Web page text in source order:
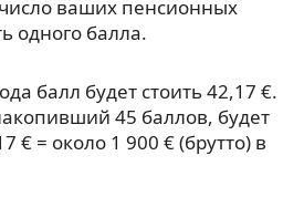
число ваших пенсионных
одного балла.
балл будет стоить 42,17 €.
45 баллов, будет
€ = около 1 900 € (брутто) в